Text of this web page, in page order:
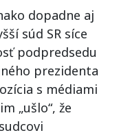
dopadne aj
súd SR síce
podpredsedu
prezidenta
s médiami
„ušlo“, že